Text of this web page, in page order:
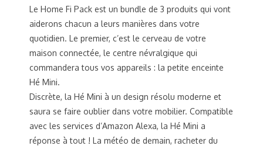
Le Home Fi Pack est un bundle de 3 produits qui vont
aiderons chacun a leurs manières dans votre
quotidien. Le premier, c’est le cerveau de votre
maison connectée, le centre névralgique qui
commandera tous vos appareils : la petite enceinte
Hé Mini.
Discrète, la Hé Mini à un design résolu moderne et
saura se faire oublier dans votre mobilier. Compatible
avec les services d’Amazon Alexa, la Hé Mini a
réponse à tout ! La météo de demain, racheter du